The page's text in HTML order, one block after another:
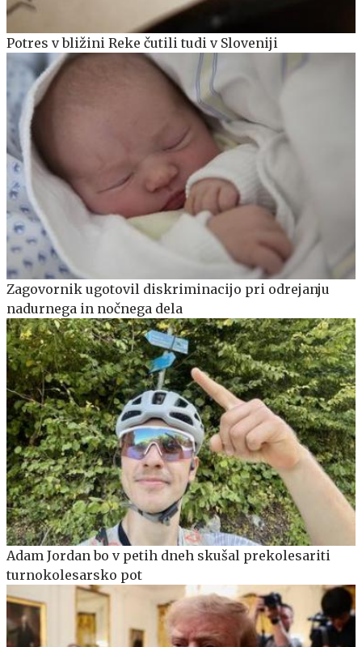
Potres v bližini Reke čutili tudi v Sloveniji
Zagovornik ugotovil diskriminacijo pri odrejanju
nadurnega in nočnega dela
Adam Jordan bo v petih dneh skušal prekolesariti
turnokolesarsko pot